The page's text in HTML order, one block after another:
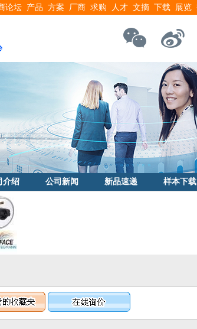
论坛 产品 方案 厂商 求购 人才 文摘 下载 展览
介绍 公司新闻 新品速递 样本下载